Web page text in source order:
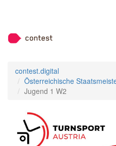
contest.digital
Österreichische
Jugend 1 W2